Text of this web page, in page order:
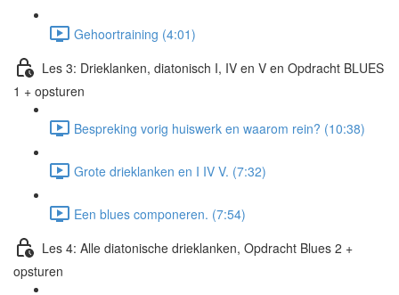
Gehoortraining (4:01)
Les 3: Drieklanken, diatonisch I, IV en V en Opdracht BLUES
1 + opsturen
Bespreking vorig huiswerk en waarom rein? (10:38)
Grote drieklanken en I IV V. (7:32)
Een blues componeren. (7:54)
Les 4: Alle diatonische drieklanken, Opdracht Blues 2 +
opsturen